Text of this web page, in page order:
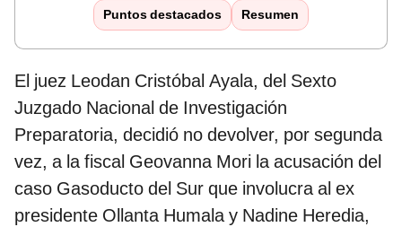
Puntos destacados Resumen
El juez Leodan Cristóbal Ayala, del Sexto
Juzgado Nacional de Investigación
Preparatoria, decidió no devolver, por segunda
vez, a la fiscal Geovanna Mori la acusación del
caso Gasoducto del Sur que involucra al ex
presidente Ollanta Humala y Nadine Heredia,